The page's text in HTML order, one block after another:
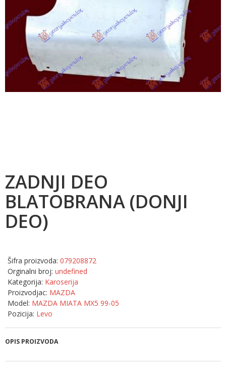
ZADNJI DEO
BLATOBRANA (DONJI
DEO)
Šifra proizvoda: 079208872
Orginalni broj: undefined
Kategorija: Karoserija
Proizvodjac: MAZDA
Model: MAZDA MIATA MX5 99-05
Pozicija: Levo
OPIS PROIZVODA